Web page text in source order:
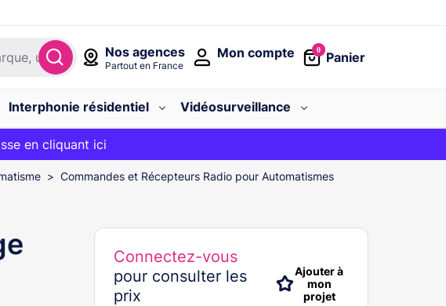
Nos agences
Partout en France
0
Panier
Mon compte
Interphonie résidentiel
Vidéosurveillance
48h gratuite avec le code
en cliquant ici
Commandes et Récepteurs Radio pour Automatismes
Connectez-vous
pour consulter les
prix
Ajouter à
mon
projet